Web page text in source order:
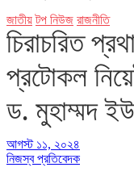
জাতীয় টপ নিউজ রাজনীতি
চিরাচরিত
প্রটোকল
ড. মুহাম্মদ
আগস্ট ১১, ২০২৪
নিজস্ব প্রতিবেদক